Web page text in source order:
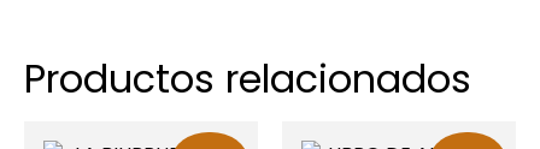
Productos relacionados